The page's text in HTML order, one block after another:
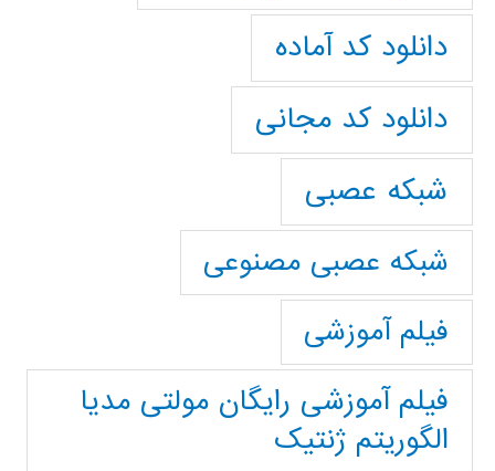
دانلود کد آماده
دانلود کد مجانی
شبکه عصبی
شبکه عصبی مصنوعی
فیلم آموزشی
فیلم آموزشی رایگان مولتی مدیا
الگوریتم ژنتیک